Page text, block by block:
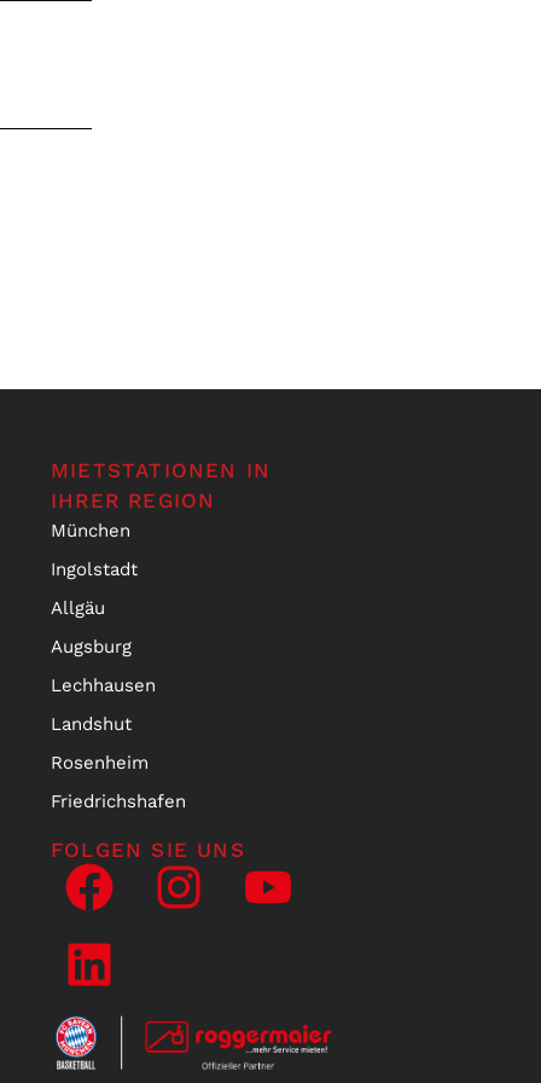
MIETSTATIONEN IN
IHRER REGION
München
Ingolstadt
Allgäu
Augsburg
Lechhausen
Landshut
Rosenheim
Friedrichshafen
FOLGEN SIE UNS